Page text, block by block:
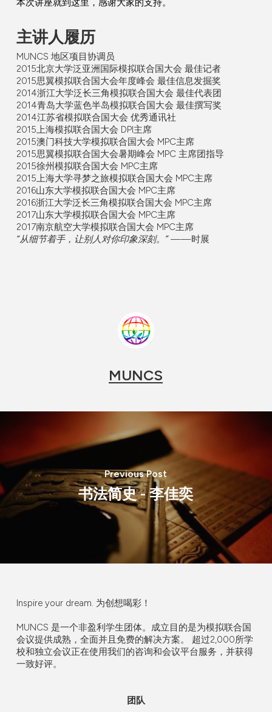
本次讲座就到这里，感谢大家的支持。
主讲人履历
MUNCS 地区项目协调员
2015北京大学泛亚洲国际模拟联合国大会 最佳记者
2015思翼模拟联合国大会年度峰会 最佳信息发掘奖
2014浙江大学泛长三角模拟联合国大会 最佳代表团
2014青岛大学蓝色半岛模拟联合国大会 最佳撰写奖
2014江苏省模拟联合国大会 优秀通讯社
2015上海模拟联合国大会 DPI主席
2015澳门科技大学模拟联合国大会 MPC主席
2015思翼模拟联合国大会暑期峰会 MPC 主席团指导
2015徐州模拟联合国大会 MPC主席
2015上海大学寻梦之旅模拟联合国大会 MPC主席
2016山东大学模拟联合国大会 MPC主席
2016浙江大学泛长三角模拟联合国大会 MPC主席
2017山东大学模拟联合国大会 MPC主席
2017南京航空大学模拟联合国大会 MPC主席
“从细节着手，让别人对你印象深刻。”——时展
MUNCS
Previous Post
书法简史 - 李佳奕
Inspire your dream. 为创想喝彩！
MUNCS 是一个非盈利学生团体。 成立目的是为模拟联合国
会议提供成熟，全面并且免费的解决方案。
超过2,000所学
校和独立会议正在使用我们的咨询和会议平台服务，并获得
一致好评。
团队